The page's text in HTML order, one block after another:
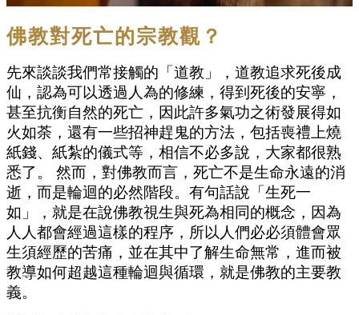
佛教對死亡的宗教觀？
先來談談我們常接觸的「道教」，道教追求死後成
仙，認為可以透過人為的修練，得到死後的安寧，
甚至抗衡自然的死亡，因此許多氣功之術發展得如
火如荼，還有一些招神趕鬼的方法，包括喪禮上燒
紙錢、紙紮的儀式等，相信不必多說，大家都很熟
悉了。 然而，對佛教而言，死亡不是生命永遠的消
逝，而是輪迴的必然階段。有句話說「生死一
如」，就是在說佛教視生與死為相同的概念，因為
人人都會經過這樣的程序，所以人們必必須體會眾
生須經歷的苦痛，並在其中了解生命無常，進而被
教導如何超越這種輪迴與循環，就是佛教的主要教
義。